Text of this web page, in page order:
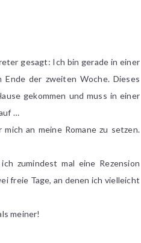
gesagt: Ich bin gerade in einer
der zweiten Woche. Dieses
gekommen und muss in einer
…
an meine Romane zu setzen.
zumindest mal eine Rezension
freie Tage, an denen ich vielleicht
meiner!